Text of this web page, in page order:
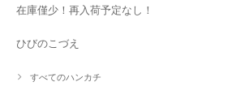
在庫僅少！再入荷予定なし！
ひびのこづえ
すべてのハンカチ